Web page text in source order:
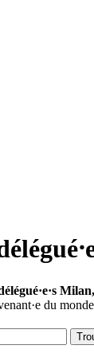
Milan,
du